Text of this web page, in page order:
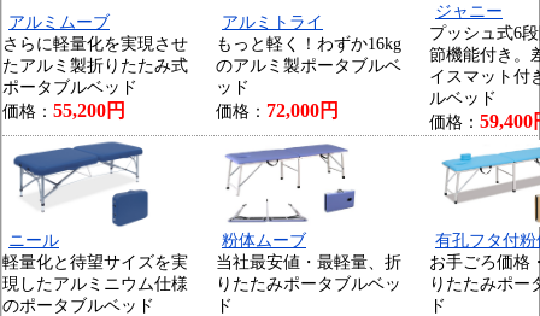
アルミムーブ
さらに軽量化を実現させ
たアルミ製折りたたみ式
ポータブルベッド
価格： 55,200円
アルミトライ
もっと軽く！わずか16kg
のアルミ製ポータブルベ
ッド
価格： 72,000円
ジャニー
プッシュ式6
節機能付き。
イスマット付
ルベッド
価格： 59,400
ニール
軽量化と待望サイズを実
現したアルミニウム仕様
のポータブルベッド
粉体ムーブ
当社最安値・最軽量、折
りたたみポータブルベッ
ド
有孔フタ付
お手ごろ価格
りたたみポー
ド